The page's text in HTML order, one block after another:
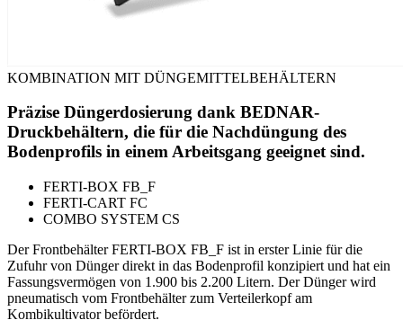
KOMBINATION MIT DÜNGEMITTELBEHÄLTERN
Präzise Düngerdosierung dank BEDNAR-
Druckbehältern, die für die Nachdüngung des
Bodenprofils in einem Arbeitsgang geeignet sind.
FERTI-BOX FB_F
FERTI-CART FC
COMBO SYSTEM CS
Der Frontbehälter FERTI-BOX FB_F ist in erster Linie für die
Zufuhr von Dünger direkt in das Bodenprofil konzipiert und hat ein
Fassungsvermögen von 1.900 bis 2.200 Litern. Der Dünger wird
pneumatisch vom Frontbehälter zum Verteilerkopf am
Kombikultivator befördert.